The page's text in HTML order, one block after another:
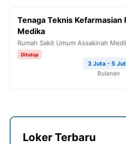
Tenaga Teknis Kefarmasian
Medika
Rumah Sakit Umum Assakinah
Ditutup
3 Juta - 5
Bulanan
Loker Terbaru